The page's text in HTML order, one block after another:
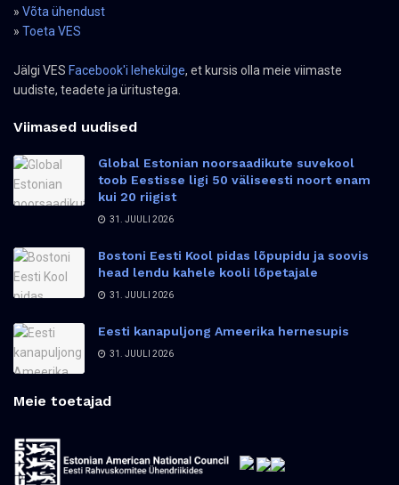
» Võta ühendust
» Toeta VES
Jälgi VES Facebook'i lehekülge, et kursis olla meie viimaste
uudiste, teadete ja üritustega.
Viimased uudised
Global Estonian noorsaadikute suvekool
toob Eestisse ligi 50 väliseesti noort enam
kui 20 riigist
31. JUULI 2026
Bostoni Eesti Kool pidas lõpupidu ja soovis
head lendu kahele kooli lõpetajale
31. JUULI 2026
Eesti kanapuljong Ameerika hernesupis
31. JUULI 2026
Meie toetajad